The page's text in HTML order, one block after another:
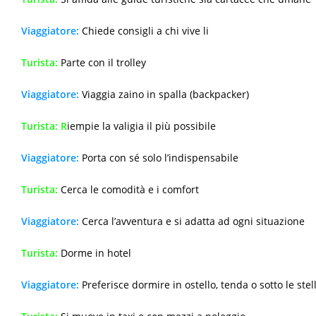
Viaggiatore: Chiede consigli a chi vive li
Turista: Parte con il trolley
Viaggiatore: Viaggia zaino in spalla (backpacker)
Turista: Riempie la valigia il più possibile
Viaggiatore: Porta con sé solo l’indispensabile
Turista: Cerca le comodità e i comfort
Viaggiatore: Cerca l’avventura e si adatta ad ogni situazione
Turista: Dorme in hotel
Viaggiatore: Preferisce dormire in ostello, tenda o sotto le